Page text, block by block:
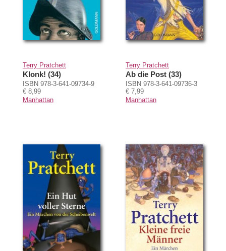
Terry Pratchett
Klonk! (34)
ISBN 978-3-641-09734-9
€ 8,99
Manhattan
Terry Pratchett
Ab die Post (33)
ISBN 978-3-641-09736-3
€ 7,99
Manhattan